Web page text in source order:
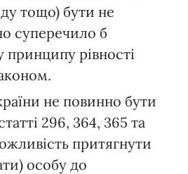
тощо) бути не
суперечило б
рівності
не повинно бути
296, 364, 365 та
притягнути
особу до